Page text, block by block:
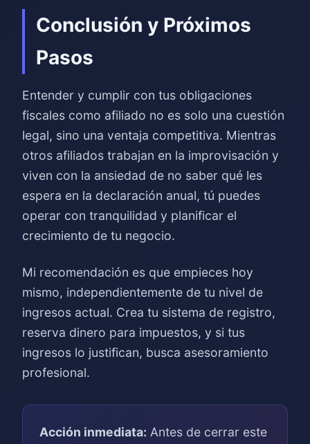
Conclusión y Próximos
Pasos
Entender y cumplir con tus obligaciones
fiscales como afiliado no es solo una cuestión
legal, sino una ventaja competitiva. Mientras
otros afiliados trabajan en la improvisación y
viven con la ansiedad de no saber qué les
espera en la declaración anual, tú puedes
operar con tranquilidad y planificar el
crecimiento de tu negocio.
Mi recomendación es que empieces hoy
mismo, independientemente de tu nivel de
ingresos actual. Crea tu sistema de registro,
reserva dinero para impuestos, y si tus
ingresos lo justifican, busca asesoramiento
profesional.
Acción inmediata: Antes de cerrar este